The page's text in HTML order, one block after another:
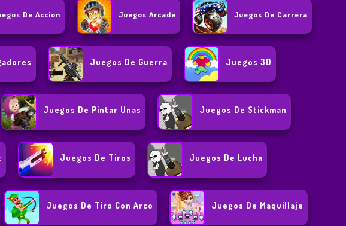
De Accion Juegos Arcade Juegos De Carrera
Juegos De Guerra Juegos 3D
Juegos De Pintar Unas Juegos De Stickman
Juegos De Tiros Juegos De Lucha
Juegos De Tiro Con Arco Juegos De Maquillaje